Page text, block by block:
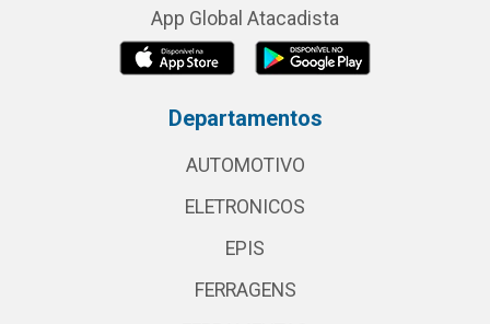
App Global Atacadista
Departamentos
AUTOMOTIVO
ELETRONICOS
EPIS
FERRAGENS